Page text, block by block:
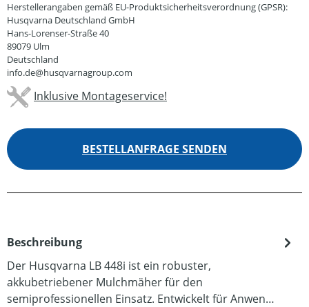
Herstellerangaben gemäß EU-Produktsicherheitsverordnung (GPSR):
Husqvarna Deutschland GmbH
Hans-Lorenser-Straße 40
89079 Ulm
Deutschland
info.de@husqvarnagroup.com
Inklusive Montageservice!
BESTELLANFRAGE SENDEN
Beschreibung
Der Husqvarna LB 448i ist ein robuster,
akkubetriebener Mulchmäher für den
semiprofessionellen Einsatz. Entwickelt für Anwen…